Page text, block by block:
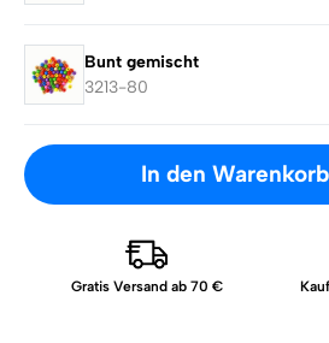
Bunt gemischt
3213-80
In den Warenkorb
Gratis Versand ab 70 €